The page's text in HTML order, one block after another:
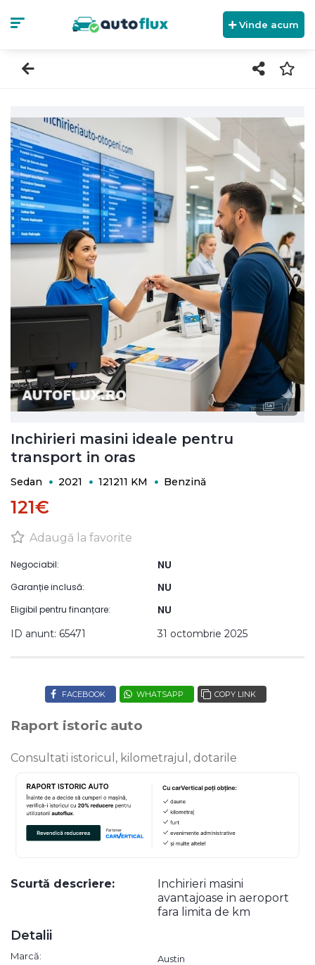
Vinde acum
1/1
Inchirieri masini ideale pentru
transport in oras
Sedan 2021 121211 KM Benzină
121€
Adaugă la favorite
Negociabil: NU
Garanție inclusă: NU
Eligibil pentru finanțare: NU
ID anunt: 65471 31 octombrie 2025
FACEBOOK WHATSAPP COPY LINK
Raport istoric auto
Consultati istoricul, kilometrajul, dotarile
Scurtă descriere:
Inchirieri masini
avantajoase in aeroport
fara limita de km
Detalii
Marcă:
Austin